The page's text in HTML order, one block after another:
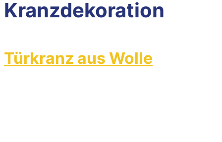
Kranzdekoration
Türkranz aus Wolle